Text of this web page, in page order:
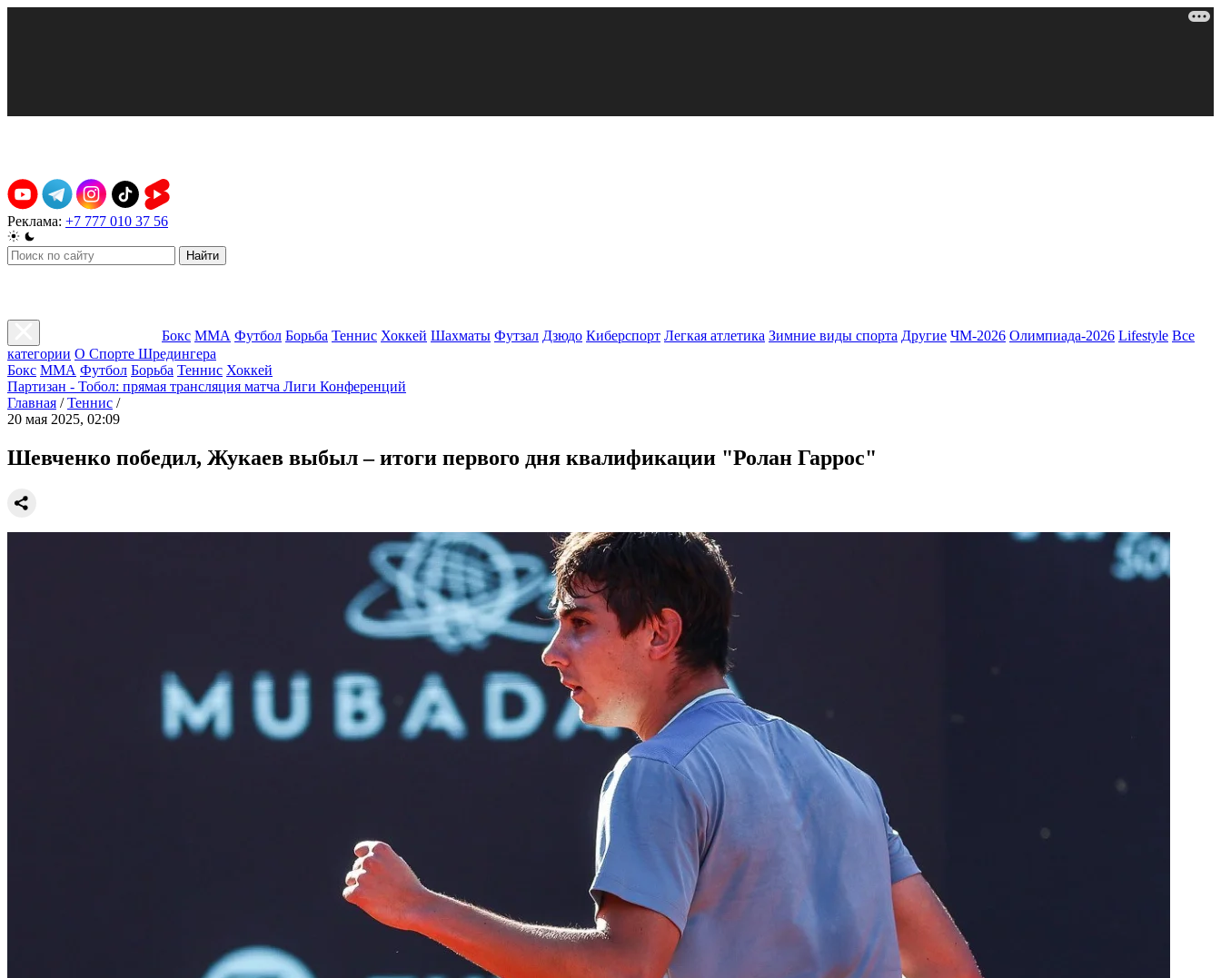
Реклама: +7 777 010 37 56
Найти
Бокс ММА Футбол Борьба Теннис Хоккей Шахматы Футзал Дзюдо Киберспорт Легкая атлетика Зимние виды спорта Другие ЧМ-2026 Олимпиада-2026 Lifestyle Все
категории О Спорте Шредингера
Бокс ММА Футбол Борьба Теннис Хоккей
Партизан - Тобол: прямая трансляция матча Лиги Конференций
Главная / Теннис /
20 мая 2025, 02:09
Шевченко победил, Жукаев выбыл – итоги первого дня квалификации "Ролан Гаррос"